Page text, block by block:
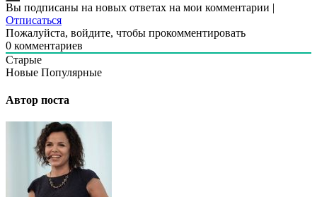
Вы подписаны на новых ответах на мои комментарии |
Отписаться
Пожалуйста, войдите, чтобы прокомментировать
0 комментариев
Старые
Новые Популярные
Автор поста